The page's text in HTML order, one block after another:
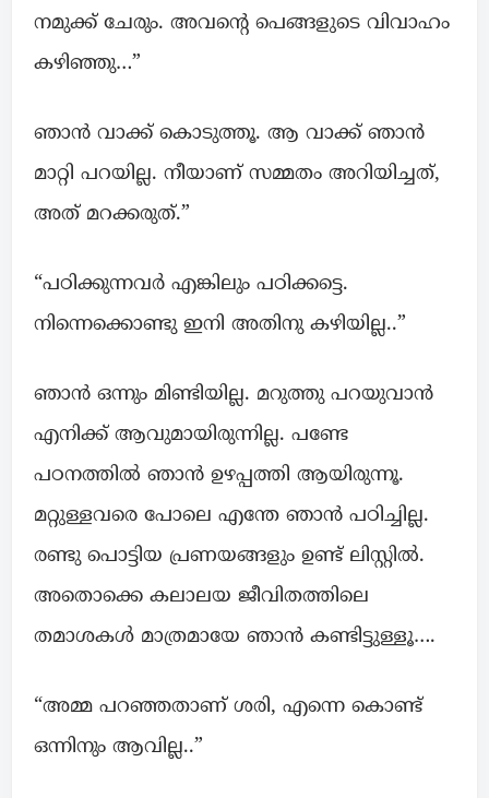
നമുക്ക് ചേരും. അവൻ്റെ പെങ്ങളുടെ വിവാഹം
കഴിഞ്ഞു…”
ഞാൻ വാക്ക് കൊടുത്തൂ. ആ വാക്ക് ഞാൻ
മാറ്റി പറയില്ല. നീയാണ് സമ്മതം അറിയിച്ചത്,
അത് മറക്കരുത്.”
“പഠിക്കുന്നവർ എങ്കിലും പഠിക്കട്ടെ.
നിന്നെക്കൊണ്ടു ഇനി അതിനു കഴിയില്ല..”
ഞാൻ ഒന്നും മിണ്ടിയില്ല. മറുത്തു പറയുവാൻ
എനിക്ക് ആവുമായിരുന്നില്ല. പണ്ടേ
പഠനത്തിൽ ഞാൻ ഉഴപ്പത്തി ആയിരുന്നൂ.
മറ്റുള്ളവരെ പോലെ എന്തേ ഞാൻ പഠിച്ചില്ല.
രണ്ടു പൊട്ടിയ പ്രണയങ്ങളും ഉണ്ട് ലിസ്റ്റിൽ.
അതൊക്കെ കലാലയ ജീവിതത്തിലെ
തമാശകൾ മാത്രമായേ ഞാൻ കണ്ടിട്ടുള്ളൂ….
“അമ്മ പറഞ്ഞതാണ് ശരി, എന്നെ കൊണ്ട്
ഒന്നിനും ആവില്ല..”